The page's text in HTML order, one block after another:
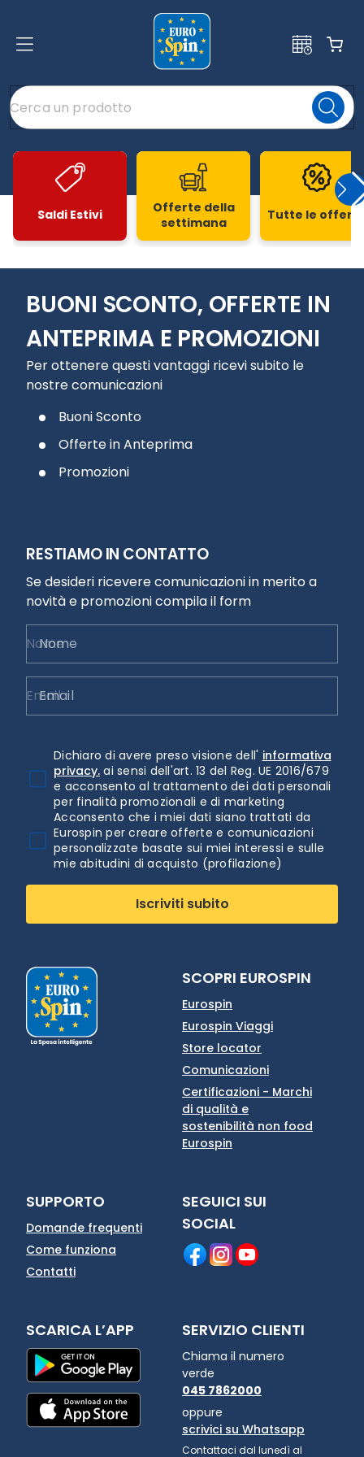
Saldi Estivi
Offerte della
settimana
Tutte le
BUONI SCONTO, OFFERTE IN
ANTEPRIMA E PROMOZIONI
Per ottenere questi vantaggi ricevi subito le
nostre comunicazioni
Buoni Sconto
Offerte in Anteprima
Promozioni
RESTIAMO IN CONTATTO
Se desideri ricevere comunicazioni in merito a
novità e promozioni compila il form
Nome
Email
Dichiaro di avere preso visione dell' informativa
privacy. ai sensi dell'art. 13 del Reg. UE 2016/679
e acconsento al trattamento dei dati personali
per finalità promozionali e di marketing
Acconsento che i miei dati siano trattati da
Eurospin per creare offerte e comunicazioni
personalizzate basate sui miei interessi e sulle
mie abitudini di acquisto (profilazione)
Iscriviti subito
SCOPRI EUROSPIN
Eurospin
Eurospin Viaggi
Store locator
Comunicazioni
Certificazioni - Marchi
di qualità e
sostenibilità non food
Eurospin
SUPPORTO
Domande frequenti
Come funziona
Contatti
SEGUICI SUI
SOCIAL
SCARICA L’APP SERVIZIO CLIENTI
Chiama il numero
verde
045 7862000
oppure
scrivici su Whatsapp
Contattaci dal lunedì al